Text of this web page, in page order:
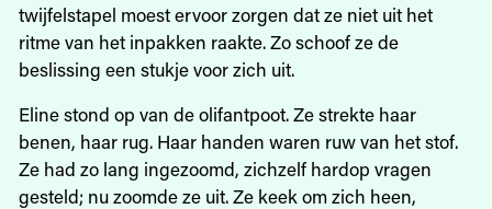
twijfelstapel moest ervoor zorgen dat ze niet uit het
ritme van het inpakken raakte. Zo schoof ze de
beslissing een stukje voor zich uit.
Eline stond op van de olifantpoot. Ze strekte haar
benen, haar rug. Haar handen waren ruw van het stof.
Ze had zo lang ingezoomd, zichzelf hardop vragen
gesteld; nu zoomde ze uit. Ze keek om zich heen,